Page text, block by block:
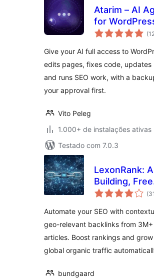
Atarim – AI
for
Pages, Fix
SEO & Client
Feedback
Give your AI full access to
edits pages, fixes code, updates
and runs SEO work, with a
your approval first.
Vito Peleg
1.000+ de instalações ativas
Testado com 7.0.3
LexonRank:
Building, Free
Backlinks, Geo
Automation
(31
Automate your SEO with
geo-relevant backlinks from 3M+
articles. Boost rankings and
global organic traffic
bundgaard